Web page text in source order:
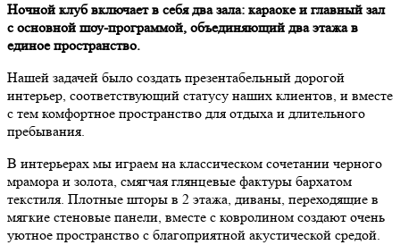
Ночной клуб включает в себя два зала: караоке и главный зал
с основной шоу-программой, объединяющий два этажа в
единое пространство.
Нашей задачей было создать презентабельный дорогой
интерьер, соответствующий статусу наших клиентов, и вместе
с тем комфортное пространство для отдыха и длительного
пребывания.
В интерьерах мы играем на классическом сочетании черного
мрамора и золота, смягчая глянцевые фактуры бархатом
текстиля. Плотные шторы в 2 этажа, диваны, переходящие в
мягкие стеновые панели, вместе с ковролином создают очень
уютное пространство с благоприятной акустической средой.